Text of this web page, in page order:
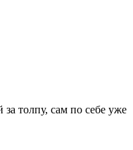
толпу, сам по себе уже